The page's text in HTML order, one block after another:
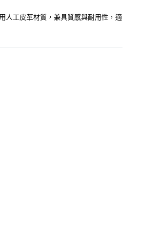
人工皮革材質，兼具質感與耐用性，適